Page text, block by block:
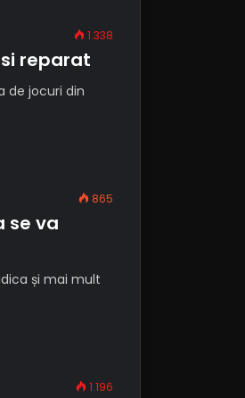
1.338
reparat
de jocuri din
865
se va
și mai mult
1.196